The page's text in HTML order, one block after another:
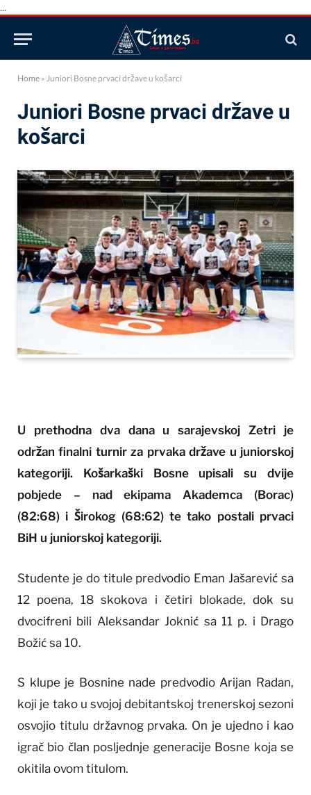
...
Home » Juniori Bosne prvaci države u košarci
Juniori Bosne prvaci države u
košarci
U prethodna dva dana u sarajevskoj Zetri je
održan finalni turnir za prvaka države u juniorskoj
kategoriji. Košarkaški Bosne upisali su dvije
pobjede – nad ekipama Akademca (Borac)
(82:68) i Širokog (68:62) te tako postali prvaci
BiH u juniorskoj kategoriji.
Studente je do titule predvodio Eman Jašarević sa
12 poena, 18 skokova i četiri blokade, dok su
dvocifreni bili Aleksandar Joknić sa 11 p. i Drago
Božić sa 10.
S klupe je Bosnine nade predvodio Arijan Radan,
koji je tako u svojoj debitantskoj trenerskoj sezoni
osvojio titulu državnog prvaka. On je ujedno i kao
igrač bio član posljednje generacije Bosne koja se
okitila ovom titulom.